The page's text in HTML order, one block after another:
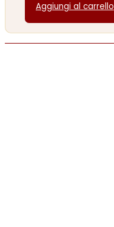
Aggiungi al carrello